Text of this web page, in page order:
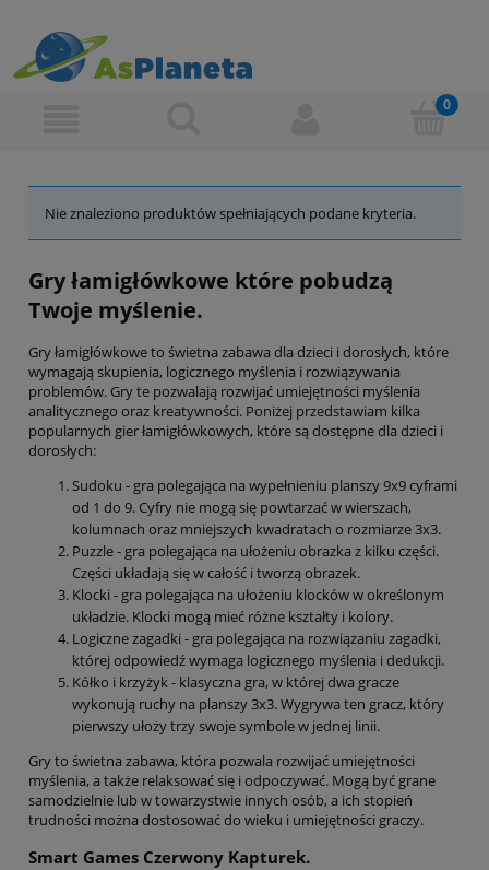
Nie znaleziono produktów spełniających podane kryteria.
Gry łamigłówkowe które pobudzą
Twoje myślenie.
Gry łamigłówkowe to świetna zabawa dla dzieci i dorosłych, które
wymagają skupienia, logicznego myślenia i rozwiązywania
problemów. Gry te pozwalają rozwijać umiejętności myślenia
analitycznego oraz kreatywności. Poniżej przedstawiam kilka
popularnych gier łamigłówkowych, które są dostępne dla dzieci i
dorosłych:
Sudoku - gra polegająca na wypełnieniu planszy 9x9 cyframi
od 1 do 9. Cyfry nie mogą się powtarzać w wierszach,
kolumnach oraz mniejszych kwadratach o rozmiarze 3x3.
Puzzle - gra polegająca na ułożeniu obrazka z kilku części.
Części układają się w całość i tworzą obrazek.
Klocki - gra polegająca na ułożeniu klocków w określonym
układzie. Klocki mogą mieć różne kształty i kolory.
Logiczne zagadki - gra polegająca na rozwiązaniu zagadki,
której odpowiedź wymaga logicznego myślenia i dedukcji.
Kółko i krzyżyk - klasyczna gra, w której dwa gracze
wykonują ruchy na planszy 3x3. Wygrywa ten gracz, który
pierwszy ułoży trzy swoje symbole w jednej linii.
Gry to świetna zabawa, która pozwala rozwijać umiejętności
myślenia, a także relaksować się i odpoczywać. Mogą być grane
samodzielnie lub w towarzystwie innych osób, a ich stopień
trudności można dostosować do wieku i umiejętności graczy.
Smart Games Czerwony Kapturek.